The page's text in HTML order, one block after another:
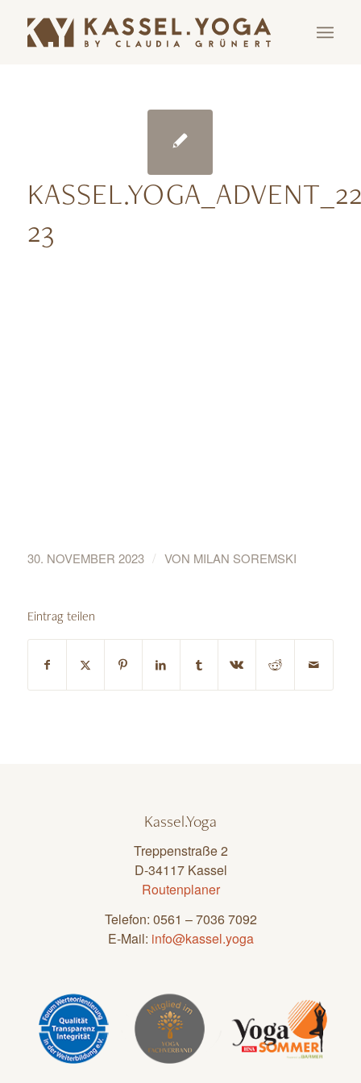
23
30. NOVEMBER 2023 / VON MILAN SOREMSKI
Eintrag teilen
Kassel.Yoga
Treppenstraße 2
D-34117 Kassel
Routenplaner
Telefon: 0561 – 7036 7092
E-Mail: info@kassel.yoga